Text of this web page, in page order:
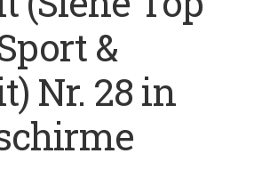
&
Nr. 28 in